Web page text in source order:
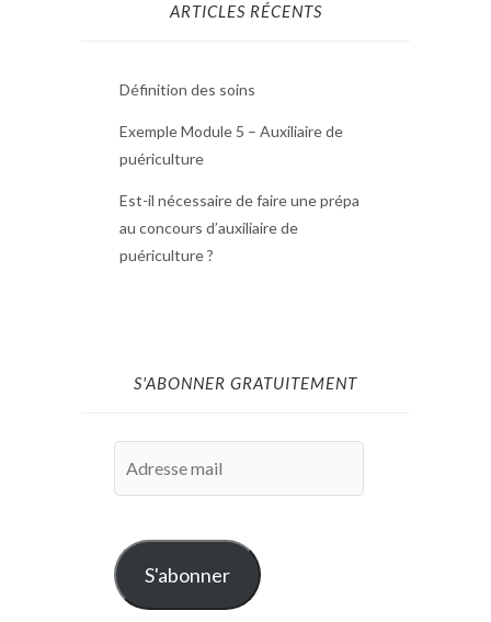
ARTICLES RÉCENTS
Définition des soins
Exemple Module 5 – Auxiliaire de
puériculture
Est-il nécessaire de faire une prépa
au concours d’auxiliaire de
puériculture ?
S'ABONNER GRATUITEMENT
S'abonner